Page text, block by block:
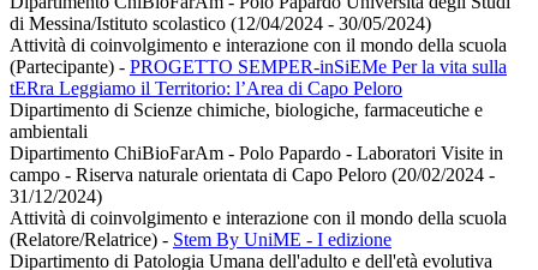
di Messina/Istituto scolastico (12/04/2024 - 30/05/2024)
Attività di coinvolgimento e interazione con il mondo della scuola
(Partecipante) - PROGETTO SEMPER-inSiEMe Per la vita sulla
tERra Leggiamo il Territorio: l’Area di Capo Peloro
Dipartimento di Scienze chimiche, biologiche, farmaceutiche e
ambientali
Dipartimento ChiBioFarAm - Polo Papardo - Laboratori Visite in
campo - Riserva naturale orientata di Capo Peloro (20/02/2024 -
31/12/2024)
Attività di coinvolgimento e interazione con il mondo della scuola
(Relatore/Relatrice) - Stem By UniME - I edizione
Dipartimento di Patologia Umana dell'adulto e dell'età evolutiva